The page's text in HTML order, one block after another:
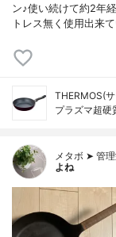
ン♪使い続けて約2年
トレス無く使用出来
THERMOS(
プラズマ超
メタボ ➤ 管
よね